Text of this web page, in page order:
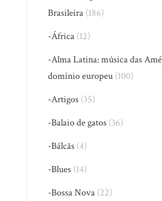
Brasileira (186)
-África (12)
-Alma Latina: música das
domínio europeu (100)
-Artigos (35)
-Balaio de gatos (36)
-Bálcãs (4)
-Blues (14)
-Bossa Nova (22)